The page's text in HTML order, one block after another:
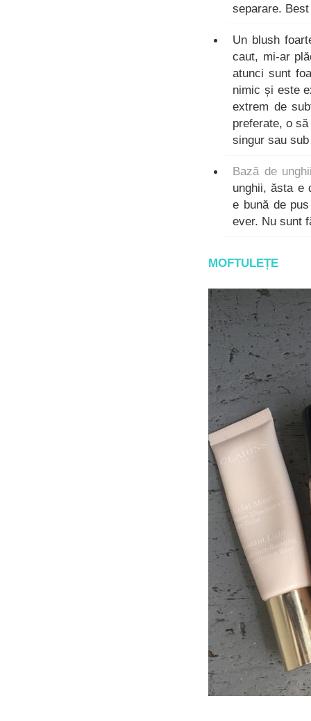
separare.
Un blush
caut, mi-ar
atunci sunt
nimic și este
extrem de
preferate, o
singur sau
Bază de
unghii, ăsta e
e bună de
ever. Nu sunt
MOFTULEȚE